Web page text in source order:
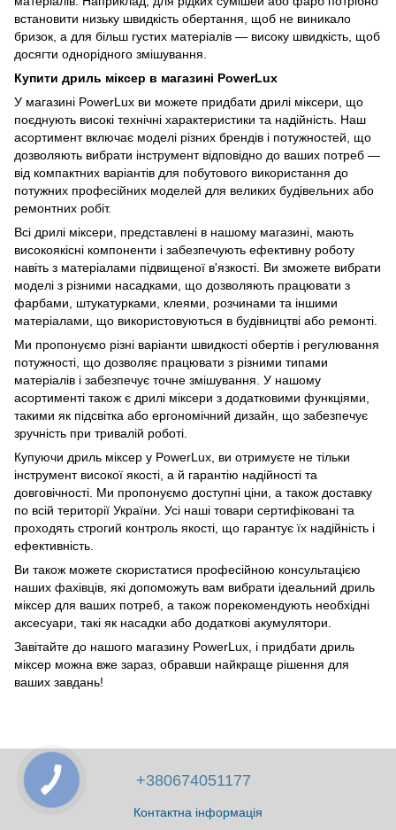
встановити низьку швидкість обертання, щоб не виникало
бризок, а для більш густих матеріалів — високу швидкість, щоб
досягти однорідного змішування.
Купити дриль міксер в магазині PowerLux
У магазині PowerLux ви можете придбати дрилі міксери, що
поєднують високі технічні характеристики та надійність. Наш
асортимент включає моделі різних брендів і потужностей, що
дозволяють вибрати інструмент відповідно до ваших потреб —
від компактних варіантів для побутового використання до
потужних професійних моделей для великих будівельних або
ремонтних робіт.
Всі дрилі міксери, представлені в нашому магазині, мають
високоякісні компоненти і забезпечують ефективну роботу
навіть з матеріалами підвищеної в'язкості. Ви зможете вибрати
моделі з різними насадками, що дозволяють працювати з
фарбами, штукатурками, клеями, розчинами та іншими
матеріалами, що використовуються в будівництві або ремонті.
Ми пропонуємо різні варіанти швидкості обертів і регулювання
потужності, що дозволяє працювати з різними типами
матеріалів і забезпечує точне змішування. У нашому
асортименті також є дрилі міксери з додатковими функціями,
такими як підсвітка або ергономічний дизайн, що забезпечує
зручність при тривалій роботі.
Купуючи дриль міксер у PowerLux, ви отримуєте не тільки
інструмент високої якості, а й гарантію надійності та
довговічності. Ми пропонуємо доступні ціни, а також доставку
по всій території України. Усі наші товари сертифіковані та
проходять строгий контроль якості, що гарантує їх надійність і
ефективність.
Ви також можете скористатися професійною консультацією
наших фахівців, які допоможуть вам вибрати ідеальний дриль
міксер для ваших потреб, а також порекомендують необхідні
аксесуари, такі як насадки або додаткові акумулятори.
Завітайте до нашого магазину PowerLux, і придбати дриль
міксер можна вже зараз, обравши найкраще рішення для
ваших завдань!
+380674051177
Контактна інформація